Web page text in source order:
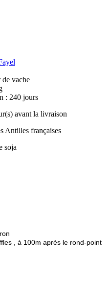
vache
: 240 jours
avant la livraison
soja
, à 100m après le rond-point